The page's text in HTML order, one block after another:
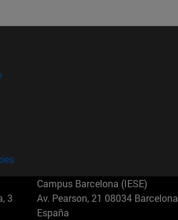
3
Campus Barcelona (IESE)
Av. Pearson, 21 08034 Barcelona
España